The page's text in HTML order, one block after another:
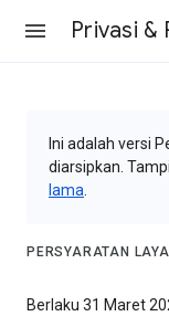
Privasi &
Ini adalah versi
diarsipkan.
lama
PERSYARATAN
Berlaku 31 Maret